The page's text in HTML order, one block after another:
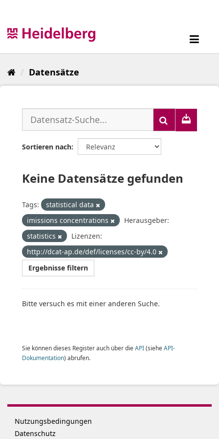
Datensätze
Sortieren nach
Keine Datensätze gefunden
Tags:
statistical data
imissions concentrations
Herausgeber:
statistics
Lizenzen:
http://dcat-ap.de/def/licenses/cc-by/4.0
Ergebnisse filtern
Bitte versuch es mit einer anderen Suche.
Sie können dieses Register auch über die API(siehe API-
Dokumentation) abrufen.
Nutzungsbedingungen
Datenschutz